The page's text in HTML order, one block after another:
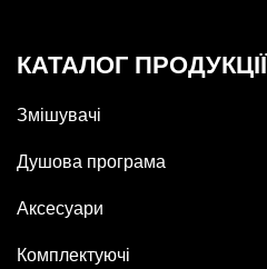
КАТАЛОГ ПРОДУКЦІЇ
Змішувачі
Душова програма
Аксесуари
Комплектуючі